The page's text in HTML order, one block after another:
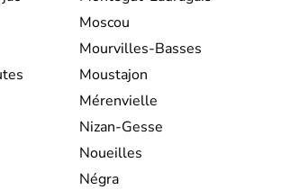
Moscou
Mourvilles-Basses
Moustajon
Mérenvielle
Nizan-Gesse
Noueilles
Négra